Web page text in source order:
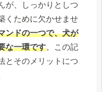
が、しっかりとしつ
くために欠かせませ
ンドの一つで、犬が
な一環です。この記
とそのメリットにつ